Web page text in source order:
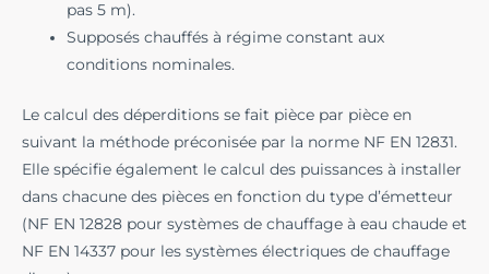
pas 5 m).
Supposés chauffés à régime constant aux
conditions nominales.
Le calcul des déperditions se fait pièce par pièce en
suivant la méthode préconisée par la norme NF EN 12831.
Elle spécifie également le calcul des puissances à installer
dans chacune des pièces en fonction du type d’émetteur
(NF EN 12828 pour systèmes de chauffage à eau chaude et
NF EN 14337 pour les systèmes électriques de chauffage